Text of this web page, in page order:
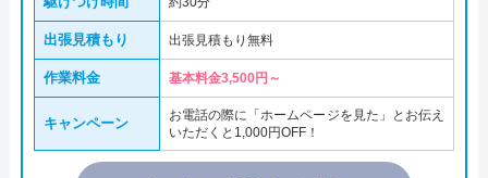
出張見積もり 出張見積もり無料
作業料金 基本料金3,500円～
キャンペーン
お電話の際に「ホームページを見た」とお伝え
いただくと1,000円OFF！